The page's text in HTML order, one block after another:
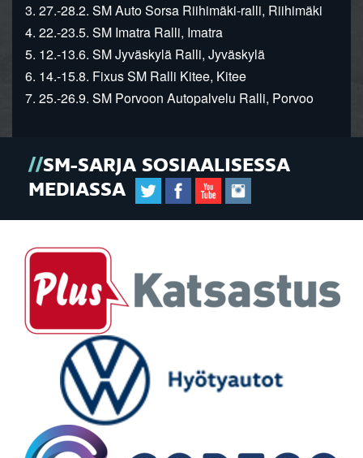
3. 27.-28.2. SM Auto Sorsa Riihimäki-ralli, Riihimäki
4. 22.-23.5. SM Imatra Ralli, Imatra
5. 12.-13.6. SM Jyväskylä Ralli, Jyväskylä
6. 14.-15.8. Fixus SM Ralli Kitee, Kitee
7. 25.-26.9. SM Porvoon Autopalvelu Ralli, Porvoo
SM-SARJA SOSIAALISESSA
MEDIASSA